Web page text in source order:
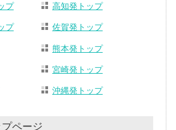
プ 高知発トップ
プ 佐賀発トップ
熊本発トップ
宮崎発トップ
沖縄発トップ
ページ